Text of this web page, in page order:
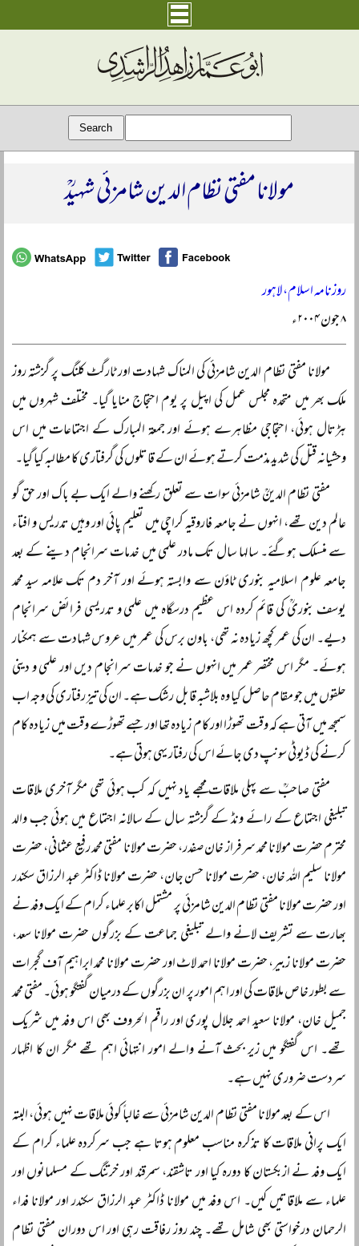
مولانا مفتی نظام الدین شامزئی شہیدؒ
روزنامہ اسلام، لاہور
۸ جون ۲۰۰۴ء
مولانا مفتی نظام الدین شامزئی کی المناک شہادت اور ٹارگٹ کلنگ پر گزشتہ روز
ملک بھر میں متحدہ مجلس عمل کی اپیل پر یوم احتجاج منایا گیا۔ مختلف شہروں میں
ہڑتال ہوئی، احتجاجی مظاہرے ہوئے اور جمعۃ المبارک کے اجتماعات میں اس
وحشیانہ قتل کی شدید مذمت کرتے ہوئے ان کے قاتلوں کی گرفتاری کا مطالبہ کیا گیا۔
مفتی نظام الدینؒ شامزئی سوات سے تعلق رکھنے والے ایک بے باک اور حق گو
عالم دین تھے، انہوں نے جامعہ فاروقیہ کراچی میں تعلیم پائی اور وہیں تدریس و افتاء
سے منسلک ہوگئے۔ سالہا سال تک مادر علمی میں خدمات سرانجام دینے کے بعد
جامعہ علوم اسلامیہ بنوری ٹاؤن سے وابستہ ہوئے اور آخر دم تک علامہ سید محمد
یوسف بنوریؒ کی قائم کردہ اس عظیم درسگاہ میں علمی و تدریسی فرائض سرانجام
دیے۔ ان کی عمر کچھ زیادہ نہ تھی، باون برس کی عمر میں عروس شہادت سے ہمکنار
ہوئے۔ مگر اس مختصر عمر میں انہوں نے جو خدمات سرانجام دیں اور علمی و دینی
حلقوں میں جو مقام حاصل کیا وہ بلاشبہ قابل رشک ہے۔ ان کی تیز رفتاری کی وجہ اب
سمجھ میں آتی ہے کہ وقت تھوڑا اور کام زیادہ تھا اور جسے تھوڑے وقت میں زیادہ کام
کرنے کی ڈیوٹی سونپ دی جائے اس کی رفتار یہی ہوتی ہے۔
مفتی صاحبؒ سے پہلی ملاقات مجھے یاد نہیں کہ کب ہوئی تھی مگر آخری ملاقات
تبلیغی اجتماع کے رائے ونڈ کے گزشتہ سال کے سالانہ اجتماع میں ہوئی جب والد
محترم حضرت مولانا محمد سرفراز خان صفدر، حضرت مولانا مفتی محمد رفیع عثمانی، حضرت
مولانا سلیم اللہ خان، حضرت مولانا حسن جان، حضرت مولانا ڈاکٹر عبد الرزاق سکندر
اور حضرت مولانا مفتی نظام الدین شامزئی پر مشتمل اکابر علماء کرام کے ایک وفد نے
بھارت سے تشریف لانے والے تبلیغی جماعت کے بزرگوں حضرت مولانا سعد،
حضرت مولانا زبیر، حضرت مولانا احمد لاٹ اور حضرت مولانا محمد ابراہیم آف گجرات
سے بطور خاص ملاقات کی اور اہم امور پر ان بزرگوں کے درمیان گفتگو ہوئی۔ مفتی محمد
جمیل خان، مولانا سعید احمد جلال پوری اور راقم الحروف بھی اس وفد میں شریک
تھے۔ اس گفتگو میں زیر بحث آنے والے امور انتہائی اہم تھے مگر ان کا اظہار
سردست ضروری نہیں ہے۔
اس کے بعد مولانا مفتی نظام الدین شامزئی سے غالباً کوئی ملاقات نہیں ہوئی، البتہ
ایک پرانی ملاقات کا تذکرہ مناسب معلوم ہوتا ہے جب سرکردہ علماء کرام کے
ایک وفد نے ازبکستان کا دورہ کیا اور تاشقند، سمرقند اور خرتنگ کے مسلمانوں اور
علماء سے ملاقاتیں کیں۔ اس وفد میں مولانا ڈاکٹر عبد الرزاق سکندر اور مولانا فداء
الرحمان درخواستی بھی شامل تھے۔ چند روز رفاقت رہی اور اس دوران مفتی نظام